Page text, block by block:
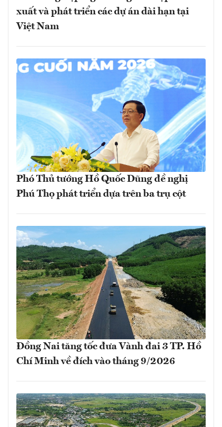
xuất và phát triển các dự án dài hạn tại
Việt Nam
Phó Thủ tướng Hồ Quốc Dũng đề nghị
Phú Thọ phát triển dựa trên ba trụ cột
Đồng Nai tăng tốc đưa Vành đai 3 TP. Hồ
Chí Minh về đích vào tháng 9/2026